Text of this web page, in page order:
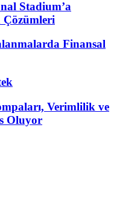
Stadium’a
Çözümleri
Finansal
Verimlilik ve
Oluyor